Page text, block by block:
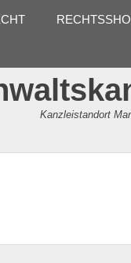
Kanzleistandort